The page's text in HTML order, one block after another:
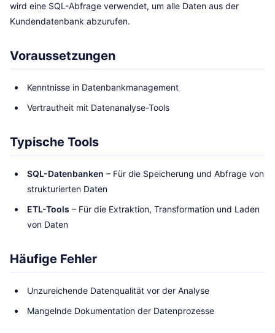
wird eine SQL-Abfrage verwendet, um alle Daten aus der
Kundendatenbank abzurufen.
Voraussetzungen
Kenntnisse in Datenbankmanagement
Vertrautheit mit Datenanalyse-Tools
Typische Tools
SQL-Datenbanken – Für die Speicherung und Abfrage von
strukturierten Daten
ETL-Tools – Für die Extraktion, Transformation und Laden
von Daten
Häufige Fehler
Unzureichende Datenqualität vor der Analyse
Mangelnde Dokumentation der Datenprozesse